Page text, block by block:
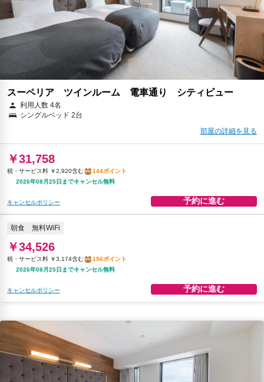
スーペリア ツインルーム 電車通り シティビュー
利用人数 4名
シングルベッド 2台
部屋の詳細を見る
￥31,758
税・サービス料 ￥2,920含む
144ポイント
2026年08月25日までキャンセル無料
キャンセルポリシー 予約に進む
朝食 無料WiFi
￥34,526
税・サービス料 ￥3,174含む
156ポイント
2026年08月25日までキャンセル無料
キャンセルポリシー 予約に進む